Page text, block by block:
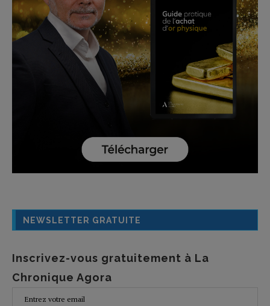
NEWSLETTER GRATUITE
Inscrivez-vous gratuitement à La
Chronique Agora